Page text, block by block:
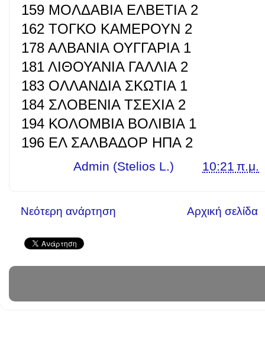
159 ΜΟΛΔΑΒΙΑ ΕΛΒΕΤΙΑ 2
162 ΤΟΓΚΟ ΚΑΜΕΡΟΥΝ 2
178 ΑΛΒΑΝΙΑ ΟΥΓΓΑΡΙΑ 1
181 ΛΙΘΟΥΑΝΙΑ ΓΑΛΛΙΑ 2
183 ΟΛΛΑΝΔΙΑ ΣΚΩΤΙΑ 1
184 ΣΛΟΒΕΝΙΑ ΤΣΕΧΙΑ 2
194 ΚΟΛΟΜΒΙΑ ΒΟΛΙΒΙΑ 1
196 ΕΛ ΣΑΛΒΑΔΟΡ ΗΠΑ 2
Admin (Stelios L.) 10:21 π.μ.
Νεότερη ανάρτηση Αρχική σελίδα